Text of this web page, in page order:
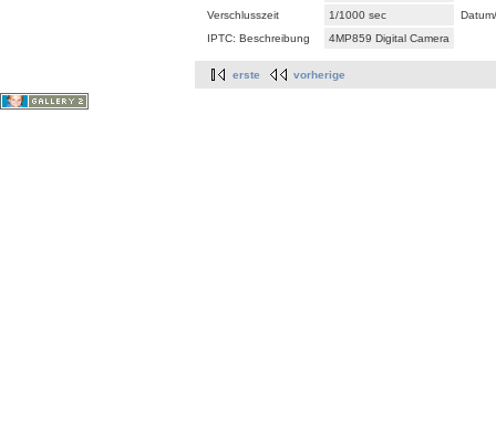
Verschlusszeit
1/1000 sec
IPTC: Beschreibung
4MP859 Digital Camera
erste vorherige